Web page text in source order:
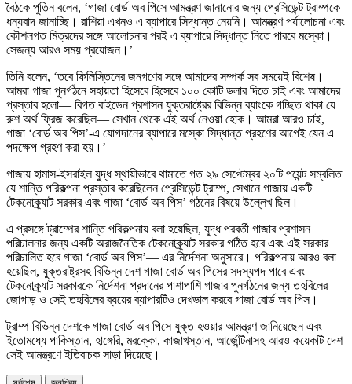
বৈঠকে পুতিন বলেন, ‘গাজা বোর্ড অব পিসে আমন্ত্রণ জানানোর জন্য প্রেসিডেন্ট ট্রাম্পকে
ধন্যবাদ জানাচ্ছি। রাশিয়া এখনও এ ব্যাপারে সিদ্ধান্ত নেয়নি। আমন্ত্রণ পর্যালোচনা এবং
কৌশলগত মিত্রদের সঙ্গে আলোচনার পরই এ ব্যাপারে সিদ্ধান্ত নিতে পারবে মস্কো।
সেজন্য আরও সময় প্রয়োজন।’
তিনি বলেন, ‘তবে ফিলিস্তিনের জনগণের সঙ্গে আমাদের সম্পর্ক সব সময়েই বিশেষ।
আমরা গাজা পুনর্গঠনে সহায়তা হিসেবে হিসেবে ১০০ কোটি ডলার দিতে চাই এবং আমাদের
প্রস্তাব হলো— বিগত বাইডেন প্রশাসন যুক্তরাষ্ট্রের বিভিন্ন ব্যাংকে গচ্ছিত থাকা যে
রুশ অর্থ ফ্রিজ করেছিল— সেখান থেকে এই অর্থ নেওয়া হোক। আমরা আরও চাই,
গাজা ‘বোর্ড অব পিস’-এ যোগদানের ব্যাপারে মস্কো সিদ্ধান্ত গ্রহণের আগেই যেন এ
পদক্ষেপ গ্রহণ করা হয়।’
গাজায় হামাস-ইসরাইল যুদ্ধ স্থায়ীভাবে থামাতে গত ২৯ সেপ্টেম্বর ২০টি পয়েন্ট সম্বলিত
যে শান্তি পরিকল্পনা প্রস্তাব করেছিলেন প্রেসিডেন্ট ট্রাম্প, সেখানে গাজায় একটি
টেকনোক্র্যাট সরকার এবং গাজা ‘বোর্ড অব পিস’ গঠনের বিষয়ে উল্লেখ ছিল।
এ প্রসঙ্গে ট্রাম্পের শান্তি পরিকল্পনায় বলা হয়েছিল, যুদ্ধ পরবর্তী গাজার প্রশাসন
পরিচালনার জন্য একটি অরাজনৈতিক টেকনোক্র্যাট সরকার গঠিত হবে এবং এই সরকার
পরিচালিত হবে গাজা ‘বোর্ড অব পিস’— এর নির্দেশনা অনুসারে। পরিকল্পনায় আরও বলা
হয়েছিল, যুক্তরাষ্ট্রসহ বিভিন্ন দেশ গাজা বোর্ড অব পিসের সদস্যপদ পাবে এবং
টেকনোক্র্যাট সরকারকে নির্দেশনা প্রদানের পাশাপাশি গাজার পুনর্গঠনের জন্য তহবিলের
জোগাড় ও সেই তহবিলের ব্যয়ের ব্যাপারটিও দেখভাল করবে গাজা বোর্ড অব পিস।
ট্রাম্প বিভিন্ন দেশকে গাজা বোর্ড অব পিসে যুক্ত হওয়ার আমন্ত্রণ জানিয়েছেন এবং
ইতোমধ্যে পাকিস্তান, হাঙ্গেরি, মরক্কো, কাজাখস্তান, আর্জেন্টিনাসহ আরও কয়েকটি দেশ
সেই আমন্ত্রণে ইতিবাচক সাড়া দিয়েছে।